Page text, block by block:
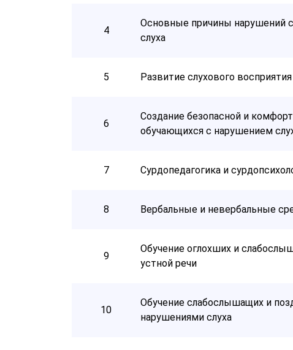
4
Основные причины нарушений
слуха
5 Развитие слухового
6
Создание безопасной и
обучающихся с нарушением
7 Сурдопедагогика и
8 Вербальные и невербальные
9
Обучение оглохших и
устной речи
10
Обучение слабослышащих и
нарушениями слуха